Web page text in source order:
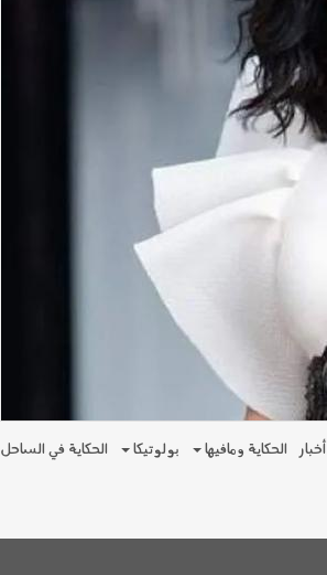
أخبار الحكاية ومافيها بولوتيكا الحكاية في الساحل